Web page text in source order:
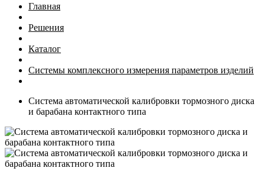
Главная
Решения
Каталог
Системы комплексного измерения параметров изделий
Система автоматической калибровки тормозного диска
и барабана контактного типа